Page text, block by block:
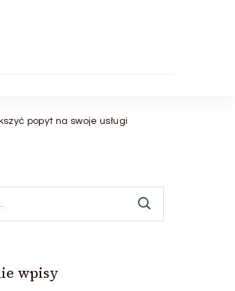
popyt na swoje usługi
wpisy